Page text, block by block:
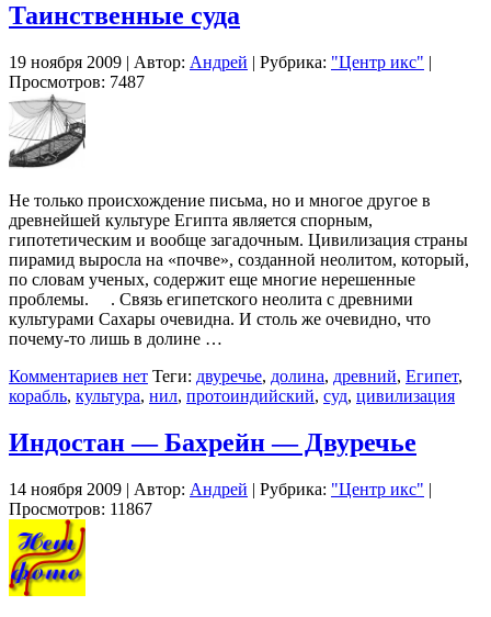
Таинственные суда
19 ноября 2009 | Автор: Андрей | Рубрика: "Центр икс" |
Просмотров: 7487
Не только происхождение письма, но и многое другое в
древнейшей культуре Египта является спорным,
гипотетическим и вообще загадочным. Цивилизация страны
пирамид выросла на «почве», созданной неолитом, который,
по словам ученых, содержит еще многие нерешенные
проблемы. . Связь египетского неолита с древними
культурами Сахары очевидна. И столь же очевидно, что
почему-то лишь в долине …
Комментариев нет Теги: двуречье, долина, древний, Египет,
корабль, культура, нил, протоиндийский, суд, цивилизация
Индостан — Бахрейн — Двуречье
14 ноября 2009 | Автор: Андрей | Рубрика: "Центр икс" |
Просмотров: 11867